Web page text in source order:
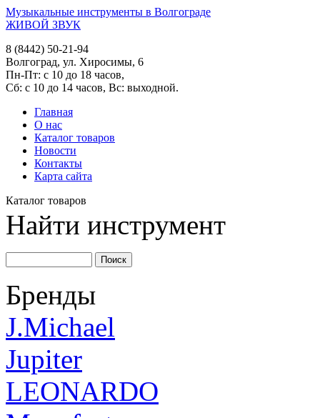
Музыкальные инструменты в Волгограде
ЖИВОЙ ЗВУК
8 (8442) 50-21-94
Волгоград, ул. Хиросимы, 6
Пн-Пт: с 10 до 18 часов,
Сб: с 10 до 14 часов, Вс: выходной.
Главная
О нас
Каталог товаров
Новости
Контакты
Карта сайта
Каталог товаров
Найти инструмент
Бренды
J.Michael
Jupiter
LEONARDO